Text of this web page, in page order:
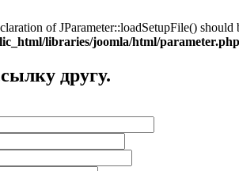
of JParameter::loadSetupFile()
libraries/joomla/html/parameter.php
другу.